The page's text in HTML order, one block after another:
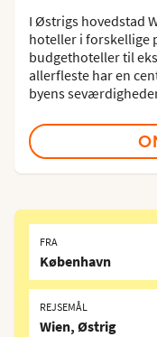
I Østrigs hovedstad
hoteller i forskellige
budgethoteller til
allerfleste har en
byens
FRA
København
REJSEMÅL
Wien, Østrig